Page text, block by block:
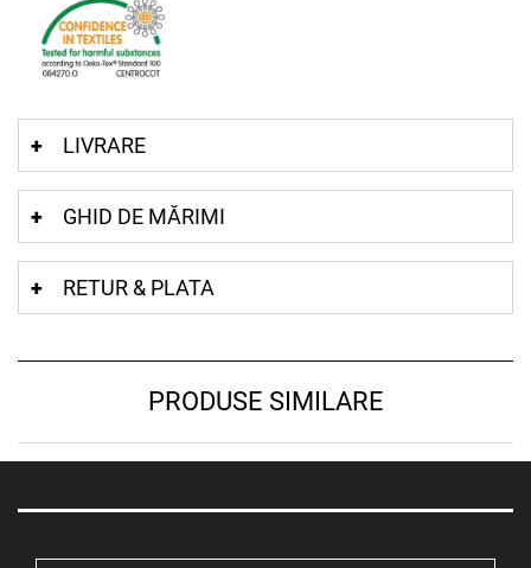
LIVRARE
GHID DE MĂRIMI
RETUR & PLATA
PRODUSE SIMILARE